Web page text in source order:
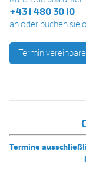
+43 1 480 30 10
an oder buchen sie
Termin
Termine